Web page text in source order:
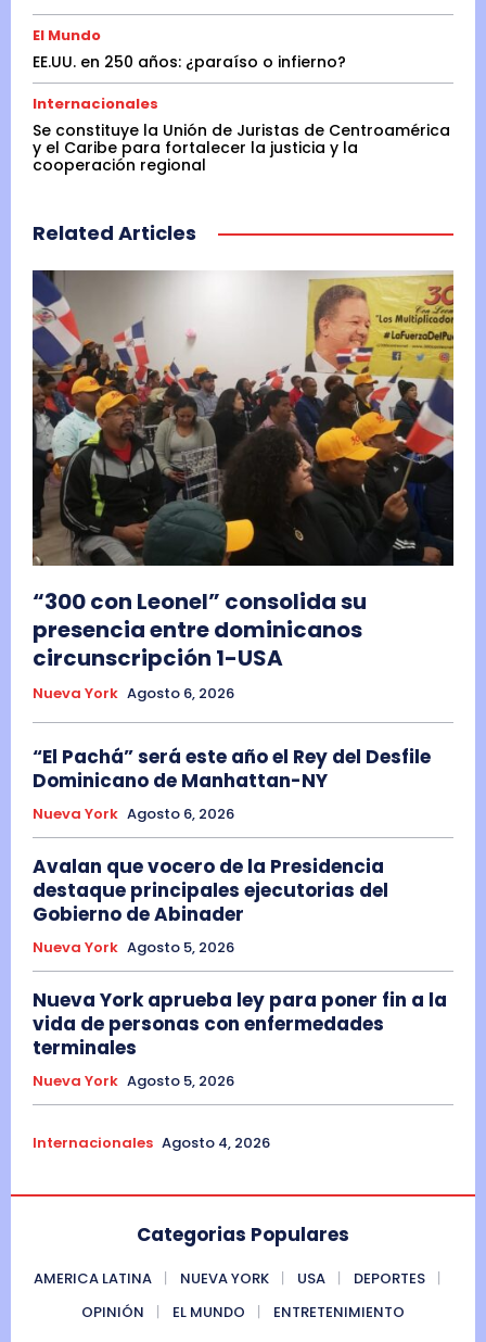
El Mundo
EE.UU. en 250 años: ¿paraíso o infierno?
Internacionales
Se constituye la Unión de Juristas de Centroamérica
y el Caribe para fortalecer la justicia y la
cooperación regional
Related Articles
“300 con Leonel” consolida su
presencia entre dominicanos
circunscripción 1-USA
Nueva York Agosto 6, 2026
“El Pachá” será este año el Rey del Desfile
Dominicano de Manhattan-NY
Nueva York Agosto 6, 2026
Avalan que vocero de la Presidencia
destaque principales ejecutorias del
Gobierno de Abinader
Nueva York Agosto 5, 2026
Nueva York aprueba ley para poner fin a la
vida de personas con enfermedades
terminales
Nueva York Agosto 5, 2026
Internacionales Agosto 4, 2026
Categorias Populares
AMERICA LATINA NUEVA YORK USA
DEPORTES
OPINIÓN
EL MUNDO ENTRETENIMIENTO